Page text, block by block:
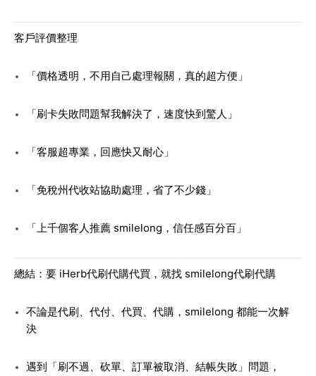
客戶評價整理
「價格透明，不用自己處理報關，真的超方便」
「刷卡失敗問題幫我解決了，速度快到驚人」
「客服超專業，回應快又耐心」
「免稅州代收站協助處理，省了不少錢」
「上千個客人推薦 smilelong，信任感百分百」
總結：要 iHerb代刷代購代買，就找 smilelong代刷代購
不論是代刷、代付、代買、代購，smilelong 都能一次解
決
遇到「刷不過、砍單、訂單被取消、結帳失敗」問題，